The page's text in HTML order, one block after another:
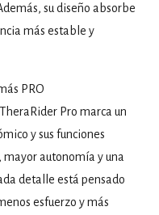
su diseño absorbe
más estable y
PRO
Pro marca un
y sus funciones
autonomía y una
detalle está pensado
esfuerzo y más